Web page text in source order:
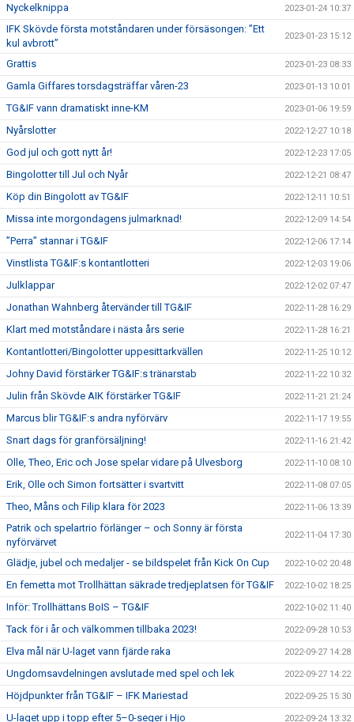
Nyckelknippa 2023-01-24 10:37
IFK Skövde första motståndaren under försäsongen: ”Ett
kul avbrott”
2023-01-23 15:12
Grattis 2023-01-23 08:33
Gamla Giffares torsdagsträffar våren-23 2023-01-13 10:01
TG&IF vann dramatiskt inne-KM 2023-01-06 19:59
Nyårslotter 2022-12-27 10:18
God jul och gott nytt år! 2022-12-23 17:05
Bingolotter till Jul och Nyår 2022-12-21 08:47
Köp din Bingolott av TG&IF 2022-12-11 10:51
Missa inte morgondagens julmarknad! 2022-12-09 14:54
”Perra” stannar i TG&IF 2022-12-06 17:14
Vinstlista TG&IF:s kontantlotteri 2022-12-03 19:06
Julklappar 2022-12-02 07:47
Jonathan Wahnberg återvänder till TG&IF 2022-11-28 16:29
Klart med motståndare i nästa års serie 2022-11-28 16:21
Kontantlotteri/Bingolotter uppesittarkvällen 2022-11-25 10:12
Johny David förstärker TG&IF:s tränarstab 2022-11-22 10:32
Julin från Skövde AIK förstärker TG&IF 2022-11-21 21:24
Marcus blir TG&IF:s andra nyförvärv 2022-11-17 19:55
Snart dags för granförsäljning! 2022-11-16 21:42
Olle, Theo, Eric och Jose spelar vidare på Ulvesborg 2022-11-10 08:10
Erik, Olle och Simon fortsätter i svartvitt 2022-11-08 07:05
Theo, Måns och Filip klara för 2023 2022-11-06 13:39
Patrik och spelartrio förlänger – och Sonny är första
nyförvärvet
2022-11-04 17:30
Glädje, jubel och medaljer - se bildspelet från Kick On Cup 2022-10-02 20:48
En femetta mot Trollhättan säkrade tredjeplatsen för TG&IF 2022-10-02 18:25
Inför: Trollhättans BoIS – TG&IF 2022-10-02 11:40
Tack för i år och välkommen tillbaka 2023! 2022-09-28 10:53
Elva mål när U-laget vann fjärde raka 2022-09-27 14:28
Ungdomsavdelningen avslutade med spel och lek 2022-09-27 14:22
Höjdpunkter från TG&IF – IFK Mariestad 2022-09-25 15:30
U-laget upp i topp efter 5–0-seger i Hjo 2022-09-24 13:32